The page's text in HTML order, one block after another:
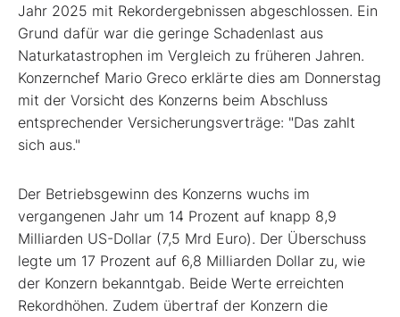
Jahr 2025 mit Rekordergebnissen abgeschlossen. Ein
Grund dafür war die geringe Schadenlast aus
Naturkatastrophen im Vergleich zu früheren Jahren.
Konzernchef Mario Greco erklärte dies am Donnerstag
mit der Vorsicht des Konzerns beim Abschluss
entsprechender Versicherungsverträge: "Das zahlt
sich aus."
Der Betriebsgewinn des Konzerns wuchs im
vergangenen Jahr um 14 Prozent auf knapp 8,9
Milliarden US-Dollar (7,5 Mrd Euro). Der Überschuss
legte um 17 Prozent auf 6,8 Milliarden Dollar zu, wie
der Konzern bekanntgab. Beide Werte erreichten
Rekordhöhen. Zudem übertraf der Konzern die